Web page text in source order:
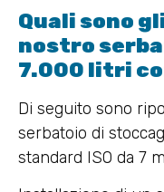
Quali sono
nostro
7.000 litri
Di seguito sono
serbatoio di
standard ISO da 7